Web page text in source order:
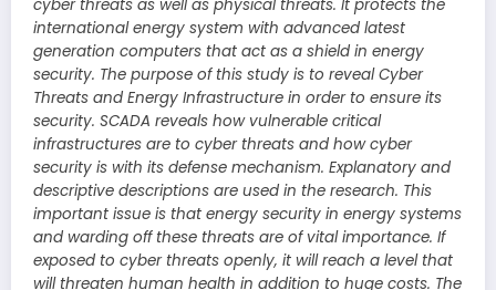
cyber threats as well as physical threats. It protects the
international energy system with advanced latest
generation computers that act as a shield in energy
security. The purpose of this study is to reveal Cyber
Threats and Energy Infrastructure in order to ensure its
security. SCADA reveals how vulnerable critical
infrastructures are to cyber threats and how cyber
security is with its defense mechanism. Explanatory and
descriptive descriptions are used in the research. This
important issue is that energy security in energy systems
and warding off these threats are of vital importance. If
exposed to cyber threats openly, it will reach a level that
will threaten human health in addition to huge costs. The